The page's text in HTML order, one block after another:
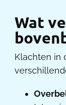
Wat
Klachten in